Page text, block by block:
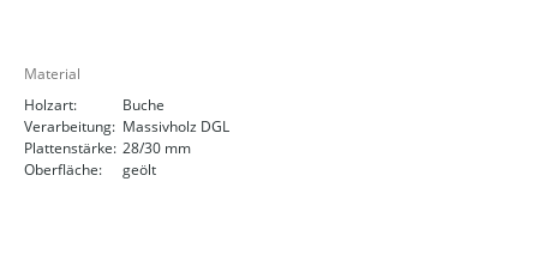
Material
Holzart:
Buche
Verarbeitung: Massivholz DGL
Plattenstärke: 28/30 mm
Oberfläche:
geölt